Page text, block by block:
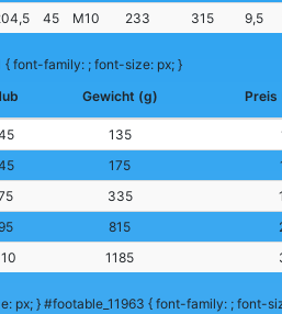
45 M10 233 315 9,5
{ font-family: ; font-size: px; }
Gewicht (g) Preis
135
175
335
815
1185
px; } #footable_11963 { font-family: ; font-